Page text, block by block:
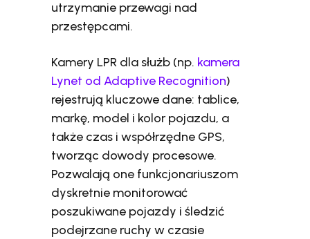
utrzymanie przewagi nad
przestępcami.
Kamery LPR dla służb (np. kamera
Lynet od Adaptive Recognition)
rejestrują kluczowe dane: tablice,
markę, model i kolor pojazdu, a
także czas i współrzędne GPS,
tworząc dowody procesowe.
Pozwalają one funkcjonariuszom
dyskretnie monitorować
poszukiwane pojazdy i śledzić
podejrzane ruchy w czasie